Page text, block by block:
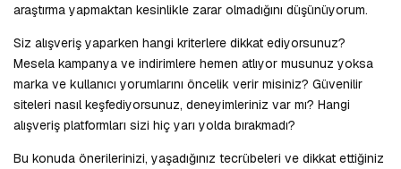
araştırma yapmaktan kesinlikle zarar olmadığını düşünüyorum.
Siz alışveriş yaparken hangi kriterlere dikkat ediyorsunuz?
Mesela kampanya ve indirimlere hemen atlıyor musunuz yoksa
marka ve kullanıcı yorumlarını öncelik verir misiniz? Güvenilir
siteleri nasıl keşfediyorsunuz, deneyimleriniz var mı? Hangi
alışveriş platformları sizi hiç yarı yolda bırakmadı?
Bu konuda önerilerinizi, yaşadığınız tecrübeleri ve dikkat ettiğiniz